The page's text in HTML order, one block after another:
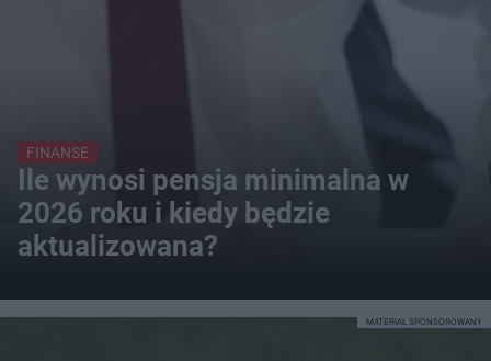
FINANSE
Ile wynosi pensja minimalna w
2026 roku i kiedy będzie
aktualizowana?
MATERIAŁ SPONSOROWANY